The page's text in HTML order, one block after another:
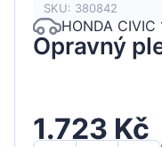
SKU: 380842
HONDA CIVIC
Opravný
1.723 Kč